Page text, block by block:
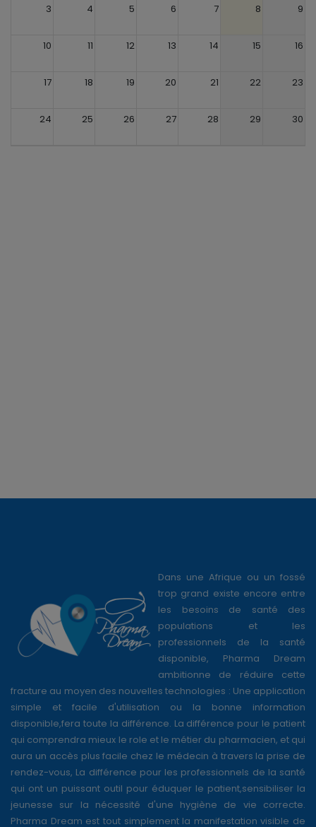
3 4 5 6 7 8 9
10 11 12 13 14 15 16
17 18 19 20 21 22 23
24 25 26 27 28 29 30
Dans une Afrique ou un fossé
trop grand existe encore entre
les besoins de santé des
populations et les
professionnels de la santé
disponible, Pharma Dream
ambitionne de réduire cette
fracture au moyen des nouvelles technologies : Une application
simple et facile d'utilisation ou la bonne information
disponible,fera toute la différence. La différence pour le patient
qui comprendra mieux le role et le métier du pharmacien, et qui
aura un accès plus facile chez le médecin à travers la prise de
rendez-vous, La différence pour les professionnels de la santé
qui ont un puissant outil pour éduquer le patient,sensibiliser la
jeunesse sur la nécessité d'une hygiène de vie correcte.
Pharma Dream est tout simplement la manifestation visible de